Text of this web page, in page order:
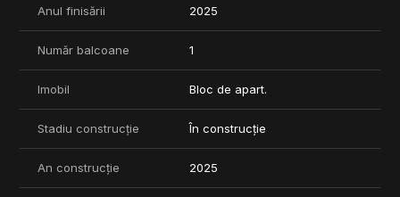
Anul finisării 2025
Număr balcoane 1
Imobil Bloc de apart.
Stadiu construcție În construcție
An construcție 2025